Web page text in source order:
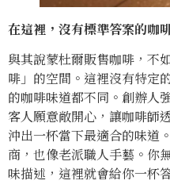
在這裡，沒有標準答案的咖
與其說蒙杜爾販售咖啡，不
啡」的空間。這裡沒有特定
的咖啡味道都不同。創辦人
客人願意敞開心，讓咖啡師
沖出一杯當下最適合的味道
商，也像老派職人手藝。你
味描述，這裡就會給你一杯